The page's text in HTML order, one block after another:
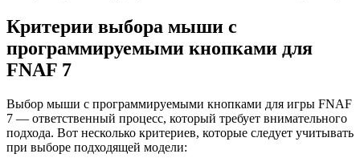
Критерии выбора мыши с
программируемыми кнопками для
FNAF 7
Выбор мыши с программируемыми кнопками для игры FNAF
7 — ответственный процесс, который требует внимательного
подхода. Вот несколько критериев, которые следует учитывать
при выборе подходящей модели: